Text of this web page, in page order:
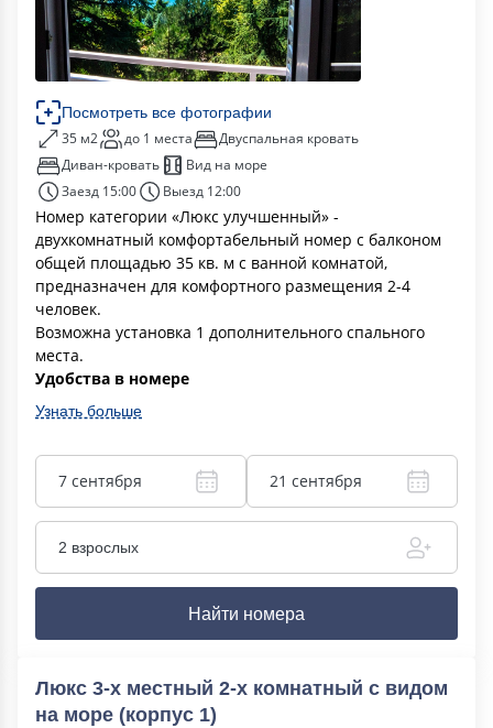
Посмотреть все фотографии
35 м2 до 1 места
Двуспальная кровать
Диван-кровать
Вид на море
Заезд 15:00
Выезд 12:00
Номер категории «Люкс улучшенный» -
двухкомнатный комфортабельный номер с балконом
общей площадью 35 кв. м с ванной комнатой,
предназначен для комфортного размещения 2-4
человек.
Возможна установка 1 дополнительного спального
места.
Удобства в номере
Узнать больше
7 сентября 21 сентября
2 взрослых
Найти номера
Люкс 3-х местный 2-х комнатный с видом
на море (корпус 1)